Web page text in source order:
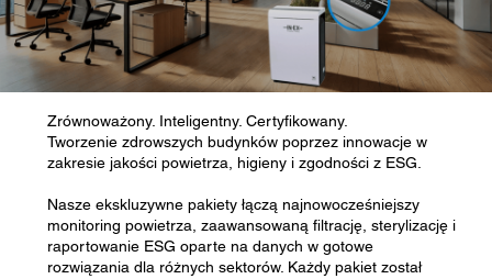
Zrównoważony. Inteligentny. Certyfikowany.
Tworzenie zdrowszych budynków poprzez innowacje w
zakresie jakości powietrza, higieny i zgodności z ESG.
Nasze ekskluzywne pakiety łączą najnowocześniejszy
monitoring powietrza, zaawansowaną filtrację, sterylizację i
raportowanie ESG oparte na danych w gotowe
rozwiązania dla różnych sektorów. Każdy pakiet został